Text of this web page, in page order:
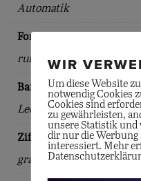
Automatik
Form
rund
Bandart
Lederband
Zifferblattfarbe
grau
WIR
Um diese Website
notwendig Cookies
Cookies sind
zu gewährleisten,
unsere Statistik und
dir nur die Werbung
interessiert. Mehr